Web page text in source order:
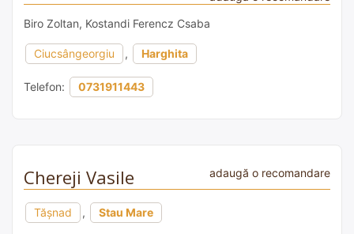
Biro Zoltan, Kostandi Ferencz Csaba
Ciucsângeorgiu , Harghita
Telefon: 0731911443
Chereji Vasile adaugă o recomandare
Tășnad , Stau Mare